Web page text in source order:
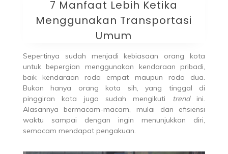
7 Manfaat Lebih Ketika
Menggunakan Transportasi
Umum
Sepertinya sudah menjadi kebiasaan orang kota
untuk bepergian menggunakan kendaraan pribadi,
baik kendaraan roda empat maupun roda dua.
Bukan hanya orang kota sih, yang tinggal di
pinggiran kota juga sudah mengikuti trendini.
Alasannya bermacam-macam, mulai dari efisiensi
waktu sampai dengan ingin menunjukkan diri,
semacam mendapat pengakuan.